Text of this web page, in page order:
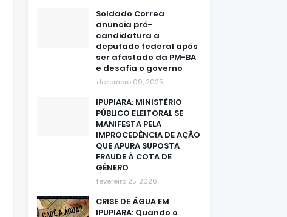
anuncia pré-
candidatura a
deputado federal após
ser afastado da PM-BA
e desafia o governo
dezembro 09, 2025
IPUPIARA: MINISTÉRIO
PÚBLICO ELEITORAL SE
MANIFESTA PELA
IMPROCEDÊNCIA DE AÇÃO
QUE APURA SUPOSTA
FRAUDE À COTA DE
GÊNERO
fevereiro 25, 2026
CRISE DE ÁGUA EM
IPUPIARA: Quando o
Executivo e o Legislativo